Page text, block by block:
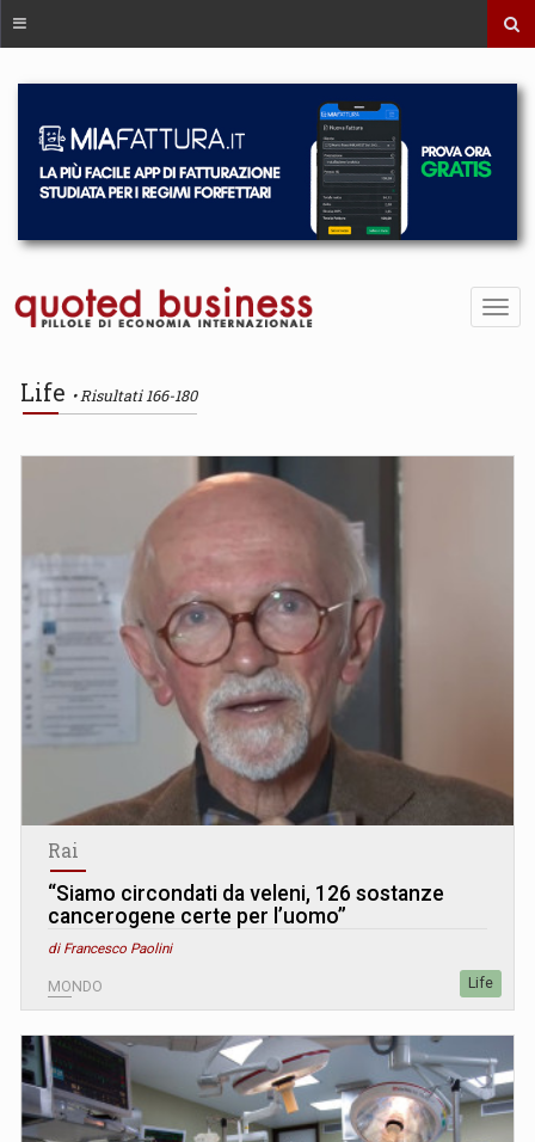
Life Risultati 166-180
Rai
“Siamo circondati da veleni, 126 sostanze
cancerogene certe per l’uomo”
di Francesco Paolini
MONDO Life